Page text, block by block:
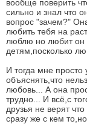
вообще поверить
сильно и знал что
вопрос "зачем?"
любить тебя на
люблю но любит он
детям,посколько
И тогда мне
объяснять,что
любовь... А она
трудно... И всё,с
друзья не верят
сразу же с кем